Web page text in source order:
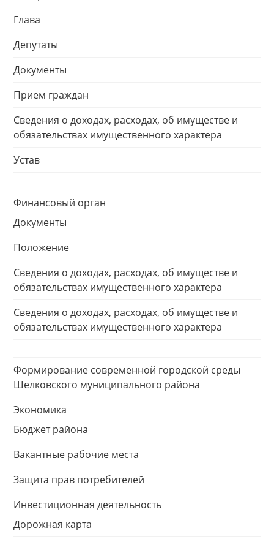
Глава
Депутаты
Документы
Прием граждан
Сведения о доходах, расходах, об имуществе и
обязательствах имущественного характера
Устав
Финансовый орган
Документы
Положение
Сведения о доходах, расходах, об имуществе и
обязательствах имущественного характера
Сведения о доходах, расходах, об имуществе и
обязательствах имущественного характера
Формирование современной городской среды
Шелковского муниципального района
Экономика
Бюджет района
Вакантные рабочие места
Защита прав потребителей
Инвестиционная деятельность
Дорожная карта